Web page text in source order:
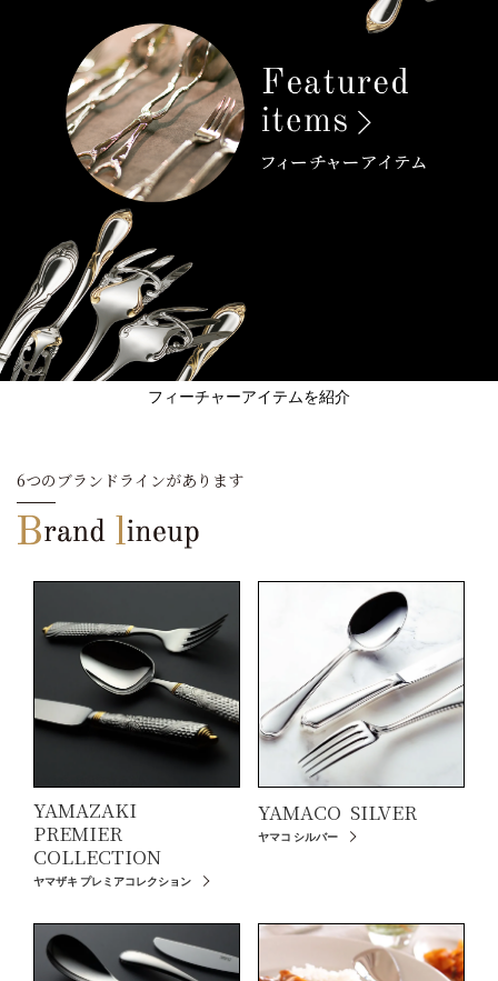
フィーチャーアイテムを紹介
6つのブランドラインがあります
YAMAZAKI
PREMIER
COLLECTION
ヤマザキ プレミアコレクション
YAMACO SILVER
ヤマコ シルバー